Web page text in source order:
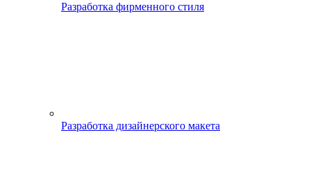
Разработка фирменного стиля
Разработка дизайнерского макета